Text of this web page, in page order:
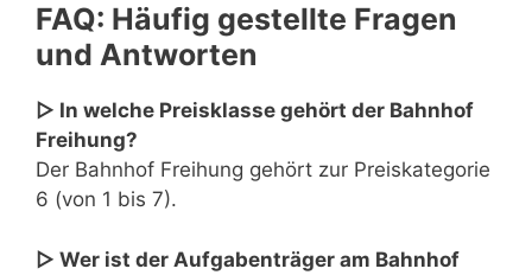
FAQ: Häufig gestellte Fragen
und Antworten
▷ In welche Preisklasse gehört der Bahnhof
Freihung?
Der Bahnhof Freihung gehört zur Preiskategorie
6 (von 1 bis 7).
▷ Wer ist der Aufgabenträger am Bahnhof